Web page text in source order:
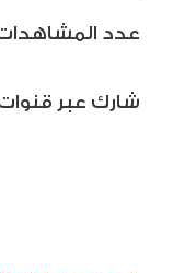
: عدد
شارك عبر